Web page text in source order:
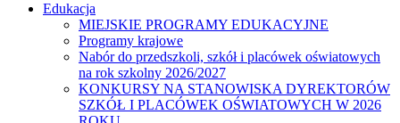
Edukacja
MIEJSKIE PROGRAMY EDUKACYJNE
Programy krajowe
Nabór do przedszkoli, szkół i placówek oświatowych
na rok szkolny 2026/2027
KONKURSY NA STANOWISKA DYREKTORÓW
SZKÓŁ I PLACÓWEK OŚWIATOWYCH W 2026